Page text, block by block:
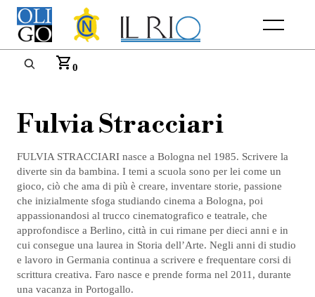
Menu
0
Fulvia Stracciari
FULVIA STRACCIARI nasce a Bologna nel 1985. Scrivere la
diverte sin da bambina. I temi a scuola sono per lei come un
gioco, ciò che ama di più è creare, inventare storie, passione
che inizialmente sfoga studiando cinema a Bologna, poi
appassionandosi al trucco cinematografico e teatrale, che
approfondisce a Berlino, città in cui rimane per dieci anni e in
cui consegue una laurea in Storia dell’Arte. Negli anni di studio
e lavoro in Germania continua a scrivere e frequentare corsi di
scrittura creativa. Faro nasce e prende forma nel 2011, durante
una vacanza in Portogallo.